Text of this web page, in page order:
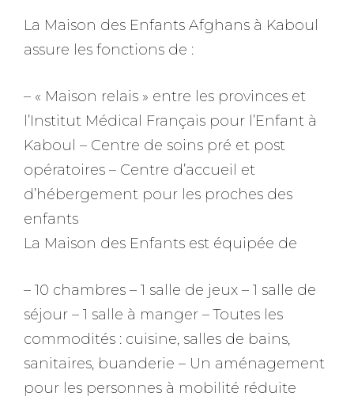
La Maison des Enfants Afghans à Kaboul
assure les fonctions de :
– « Maison relais » entre les provinces et
l’Institut Médical Français pour l’Enfant à
Kaboul – Centre de soins pré et post
opératoires – Centre d’accueil et
d’hébergement pour les proches des
enfants
La Maison des Enfants est équipée de
– 10 chambres – 1 salle de jeux – 1 salle de
séjour – 1 salle à manger – Toutes les
commodités : cuisine, salles de bains,
sanitaires, buanderie – Un aménagement
pour les personnes à mobilité réduite